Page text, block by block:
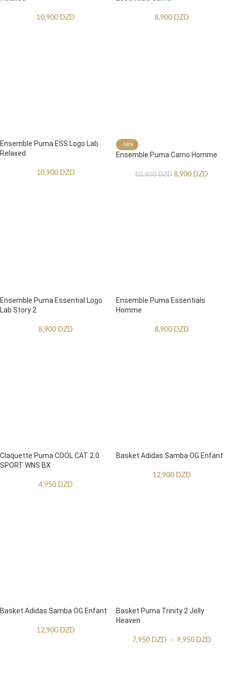
10,900 DZD 8,900 DZD
Ensemble Puma ESS Logo Lab
Relaxed
10,900 DZD
-18%
Ensemble Puma Camo Homme
10,900DZD 8,900 DZD
Ensemble Puma Essential Logo
Lab Story 2
8,900 DZD
Ensemble Puma Essentials
Homme
8,900 DZD
Claquette Puma COOL CAT 2.0
SPORT WNS BX
4,950 DZD
Basket Adidas Samba OG Enfant
12,900 DZD
Basket Adidas Samba OG Enfant
12,900 DZD
Basket Puma Trinity 2 Jelly
Heaven
7,950 DZD – 9,950 DZD